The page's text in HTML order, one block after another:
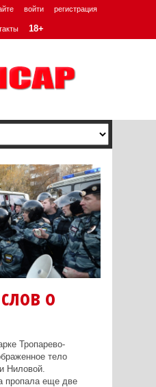
войти регистрация
18+
о
Тропарево-
тело
Ниловой.
пропала еще две